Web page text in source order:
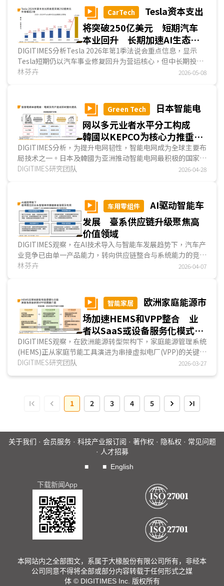
什么程度，取决于业者在冲突爆发前已累积的架构投资，而非
冲突发生后能紧急调动的资源。...CarTech
Tesla资本支出
将突破250亿美元 短期汽车
本业回升 长期加速AI生态系
投资
DIGITIMES分析Tesla 2026年第1季法说会重点信息，显示
Tesla短期仍以汽车事业修复回升为营运核心，但中长期投资
重心已明显转向AI生态系，预估2026年资本支出将突破250亿
算力、Terafab与芯片自主化等领域，显示Tesla正由电动车
制造商，进一步转向AI驱动的硬件与服务平臺。...
林芬卉 2026-05-08
Green Tech
日本智能电
网以多元业者水平分工构成
韓國以KEPCO为核心力推垂直
整合架构
DIGITIMES分析，为提升电网韧性，智能电网成为全球主要布
局技术之一。日本及韓國为亚洲推动智能电网最积极的国家，
并各自发展出不同商业路径。日本智能电网体系呈水平分工架
垂直整合模式，产通部主导政策与资金投入、KEPCO集中掌
握电网营运与决策权、重电业者依其需求进行技术研发与建置
执行，整体产业结构以电力公司为核心。...
DIGITIMES研究团队 2026-04-28
车用零组件
AI驱动智能车
发展 臺系供应链升级聚焦高
价值领域
DIGITIMES观察，在AI技术导入与智能车发展趋势下，汽车产
业竞争已由单一产品能力，转向供应链整合与系统能力的竞
赛，其中，中国电动车供应链已于电池材料、电池制造、整车
具海外出货实绩，并在AI趋势带动下，逐步切入车载运算、智
能座舱、高速PCB与车用傳感器等高附加价值领域。...
林芬卉 2026-04-07
智能家居
欧洲家庭能源市
场加速HEMS和VPP整合 业
者以SaaS或设备服务化模式抢
占商机
DIGITIMES观察，在欧洲能源转型架构下，家庭能源管理系统
(HEMS)正从家庭节能工具演进为串接虚拟电厂(VPP)的关键界
面。透过HEMS与VPP协同运作，家庭能源资产被聚合为系统
服务(HeSaaS)...
DIGITIMES研究团队 2026-03-27
1 2 3 4 5
关于我们 · 会员服务· 科技产业报订阅 · 著作权 · 隐私权 · 常见问题
· 人才招募
■
■ English
下载新闻App
本网站内之全部图文，系属于大椽股份有限公司所有，非经本
公司同意不得将全部或部分内容转载于任何形式之媒
体 © DIGITIMES Inc. 版权所有